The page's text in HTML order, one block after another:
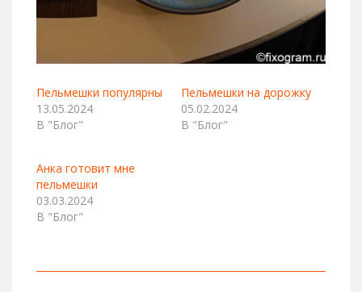
Пельмешки популярны
13.05.2024
В "Блог"
Пельмешки на дорожку
05.02.2024
В "Блог"
Анка готовит мне
пельмешки
03.03.2024
В "Блог"